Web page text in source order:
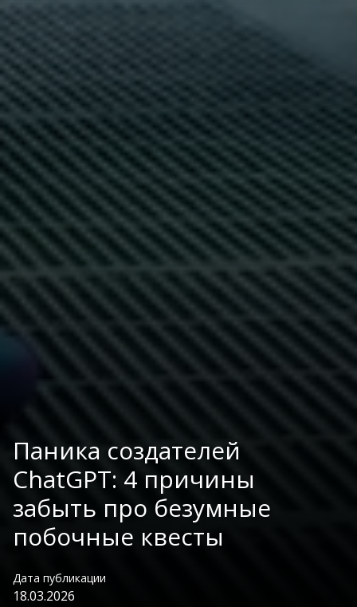
Паника создателей
ChatGPT: 4 причины
забыть про безумные
побочные квесты
Дата публикации
18.03.2026